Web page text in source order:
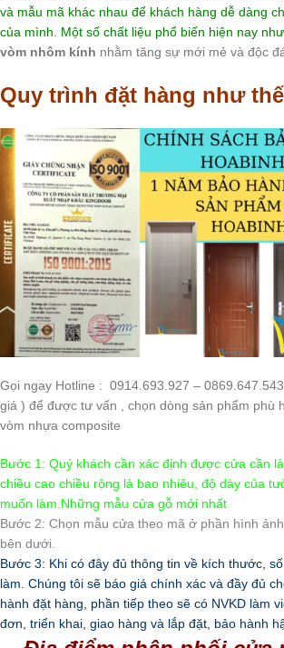
và mẫu mã khác nhau để khách hàng dễ dàng
của mình. Một số chất liệu phổ biến hiện nay như
vòm nhôm kính nhằm tăng sự mới mẻ và độc
Quy trình đặt hàng như
Gọi ngay Hotline : 0914.693.927 –
giá ) để được tư vấn , chọn dòng sản phẩm phù
vòm nhựa composite
Bước 1: Quý khách cần xác định được cửa cần
chiều cao chiều rộng là bao nhiêu, độ dày của
muốn làm.Những mẫu cửa gỗ mới nhất
Bước 2: Chọn mẫu cửa theo mã ở phần hình
bên dưới.
Bước 3: Khi có đây đủ thông tin về kích thước,
làm. Chúng tôi sẽ báo giá chính xác và đầy đủ
hành đặt hàng, phần tiếp theo sẽ có NVKD làm
đơn, triển khai, giao hàng và lắp đặt, bảo hành